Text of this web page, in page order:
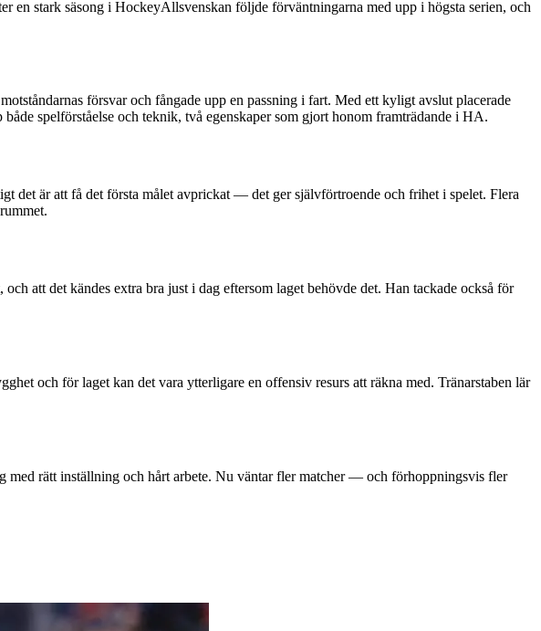
stark säsong i HockeyAllsvenskan följde förväntningarna med upp i högsta serien, och
försvar och fångade upp en passning i fart. Med ett kyligt avslut placerade
spelförståelse och teknik, två egenskaper som gjort honom framträdande i HA.
det är att få det första målet avprickat — det ger självförtroende och frihet i spelet. Flera
att det kändes extra bra just i dag eftersom laget behövde det. Han tackade också för
och för laget kan det vara ytterligare en offensiv resurs att räkna med. Tränarstaben lär
med rätt inställning och hårt arbete. Nu väntar fler matcher — och förhoppningsvis fler